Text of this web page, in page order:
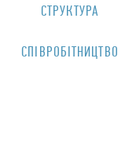
СТРУКТУРА
СПIВРОБIТНИЦТВО